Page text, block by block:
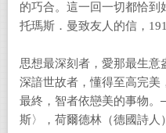
的巧合。這一回一切都恰
托瑪斯．曼致友人的信，
思想最深刻者，愛那最生意
深諳世故者，懂得至高完美
最終，智者依戀美的事物
斯〉，荷爾德林（德國詩人）